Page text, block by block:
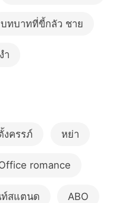
บทบาทที่ขี้กลัว ชาย
ำ
งครรภ์ หย่า
romance
ท์สแตนด ABO